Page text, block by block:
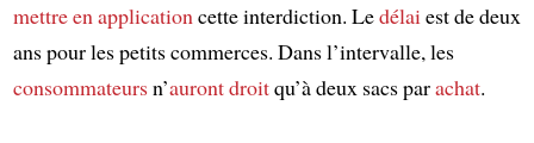
mettre en applicationcette interdiction. Ledélaiest de deux
ans pour les petits commerces. Dans l’intervalle, les
consommateursn’auront droitqu’à deux sacs parachat.